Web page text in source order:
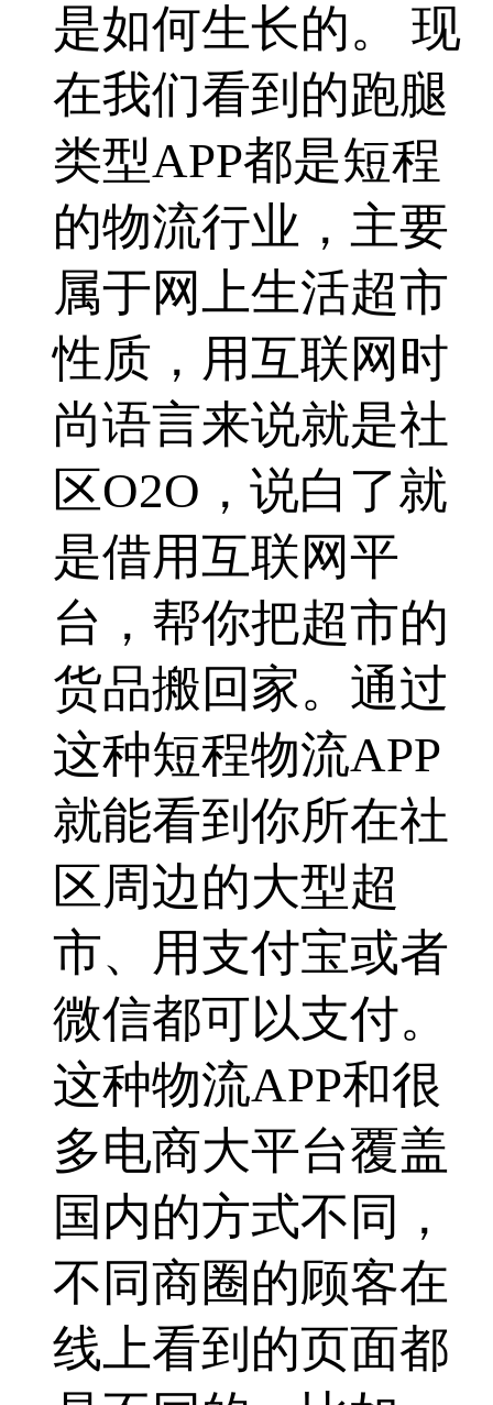
是如何生长的。 现
在我们看到的跑腿
类型APP都是短程
的物流行业，主要
属于网上生活超市
性质，用互联网时
尚语言来说就是社
区O2O，说白了就
是借用互联网平
台，帮你把超市的
货品搬回家。通过
这种短程物流APP
就能看到你所在社
区周边的大型超
市、用支付宝或者
微信都可以支付。
这种物流APP和很
多电商大平台覆盖
国内的方式不同，
不同商圈的顾客在
线上看到的页面都